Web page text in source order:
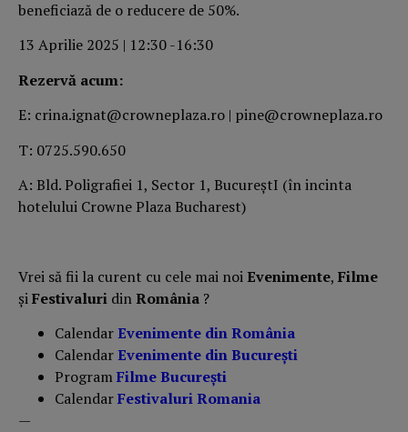
beneficiază de o reducere de 50%.
13 Aprilie 2025 | 12:30 -16:30
Rezervă acum:
E: crina.ignat@crowneplaza.ro | pine@crowneplaza.ro
T: 0725.590.650
A: Bld. Poligrafiei 1, Sector 1, BucureștI (în incinta
hotelului Crowne Plaza Bucharest)
Vrei să fii la curent cu cele mai noiEvenimente, Filme
șiFestivaluri dinRomânia ?
CalendarEvenimente din România
CalendarEvenimente din București
ProgramFilme București
CalendarFestivaluri Romania
—